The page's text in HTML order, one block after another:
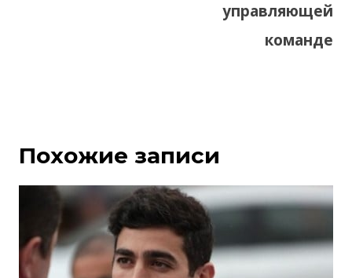
управляющей
команде
Похожие записи